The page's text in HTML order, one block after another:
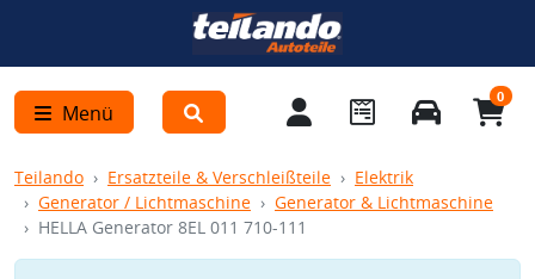
Menü
0
Teilando Ersatzteile & Verschleißteile
Elektrik
Generator / Lichtmaschine
Generator & Lichtmaschine
HELLA Generator 8EL 011 710-111